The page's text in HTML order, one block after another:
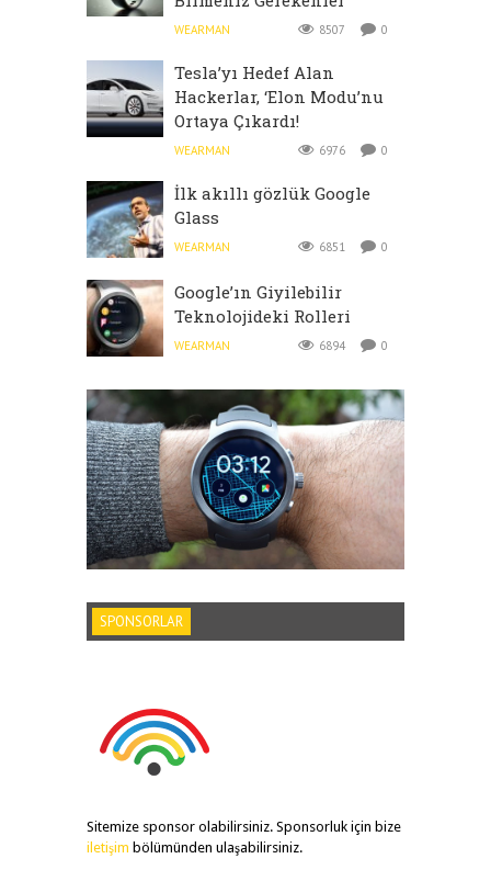
WEARMAN 8507 0
Tesla’yı Hedef Alan
Hackerlar, ‘Elon Modu’nu
Ortaya Çıkardı!
WEARMAN 6976 0
İlk akıllı gözlük Google
Glass
WEARMAN 6851 0
Google’ın Giyilebilir
Teknolojideki Rolleri
WEARMAN 6894 0
SPONSORLAR
Sitemize sponsor olabilirsiniz. Sponsorluk için bize
iletişim bölümünden ulaşabilirsiniz.